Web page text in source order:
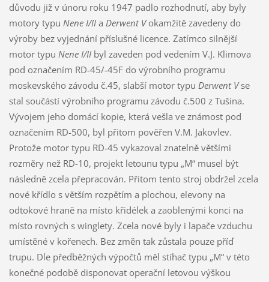
důvodu již v únoru roku 1947 padlo rozhodnutí, aby byly
motory typu Nene I/IIa Derwent Vokamžitě zavedeny do
výroby bez vyjednání příslušné licence. Zatímco silnější
motor typu Nene I/IIbyl zaveden pod vedením V.J. Klimova
pod označením RD-45/-45F do výrobního programu
moskevského závodu č.45, slabší motor typu Derwent Vse
stal součástí výrobního programu závodu č.500 z Tušina.
Vývojem jeho domácí kopie, která vešla ve známost pod
označením RD-500, byl přitom pověřen V.M. Jakovlev.
Protože motor typu RD-45 vykazoval znatelně většími
rozměry než RD-10, projekt letounu typu „M“ musel být
následně zcela přepracován. Přitom tento stroj obdržel zcela
nové křídlo s větším rozpětím a plochou, elevony na
odtokové hraně na místo křidélek a zaoblenými konci na
místo rovných s winglety. Zcela nové byly i lapače vzduchu
umístěné v kořenech. Bez změn tak zůstala pouze příď
trupu. Dle předběžných výpočtů měl stíhač typu „M“ v této
konečné podobě disponovat operační letovou výškou